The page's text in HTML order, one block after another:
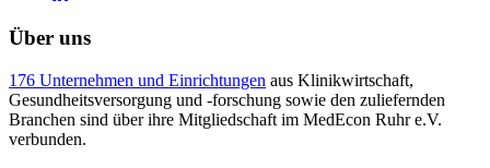
Über uns
176 Unternehmen und Einrichtungen aus Klinikwirtschaft,
Gesundheitsversorgung und -forschung sowie den zuliefernden
Branchen sind über ihre Mitgliedschaft im MedEcon Ruhr e.V.
verbunden.